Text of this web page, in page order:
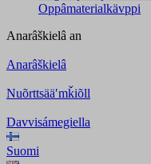
Oppâmaterialkävppi
Anarâškielâ an
Anarâškielâ
Nuõrttsääʹmǩiõll
Davvisámegiella
Suomi